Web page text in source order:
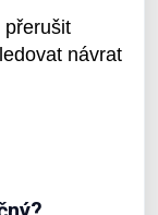
přerušit
návrat